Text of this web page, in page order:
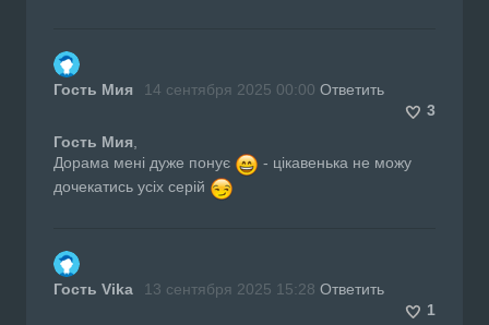
Гость Мия 14 сентября 2025 00:00 Ответить
3
Гость Мия
Дорама мені дуже понує
- цікавенька не можу
дочекатись усіх серій
Гость Vika 13 сентября 2025 15:28 Ответить
1